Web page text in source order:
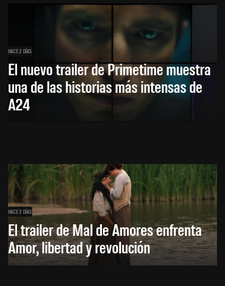
HACE 2 DÍAS
El nuevo trailer de Primetime muestra
una de las historias más intensas de
A24
HACE 2 DÍAS
El trailer de Mal de Amores enfrenta
Amor, libertad y revolución